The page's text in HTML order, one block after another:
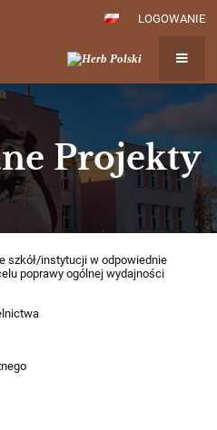
LOGOWANIE
Projekty
szkół/instytucji w odpowiednie
poprawy ogólnej wydajności